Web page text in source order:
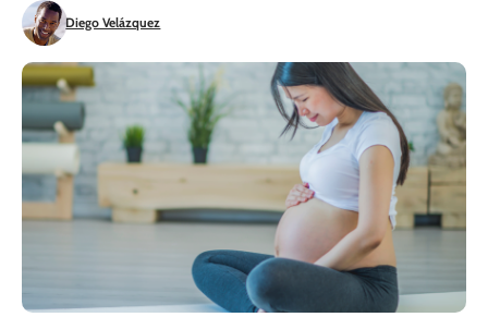
Diego Velázquez